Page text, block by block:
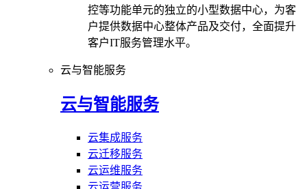
控等功能单元的独立的小型数据中心，为客
户提供数据中心整体产品及交付，全面提升
客户IT服务管理水平。
云与智能服务
云与智能服务
云集成服务
云迁移服务
云运维服务
云运营服务